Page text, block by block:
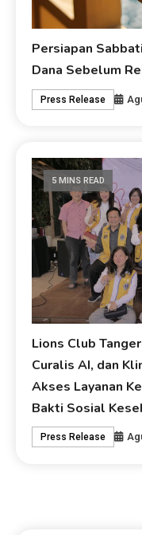
Persiapan
Dana Sebelum
Press Release
5 MINS READ
Lions Club
Curalis AI, dan
Akses Layanan
Bakti Sosial
Press Release